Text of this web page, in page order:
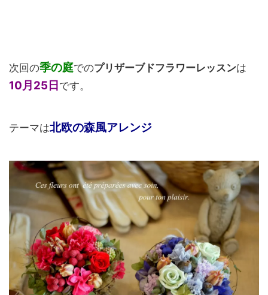
次回の季の庭でのプリザーブドフラワーレッスンは
10月25日 です。
テーマは北欧の森風アレンジ